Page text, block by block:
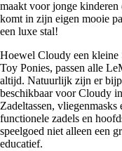
maakt voor jonge kinderen
komt in zijn eigen mooie
een luxe stal!
Hoewel Cloudy een kleine
Toy Ponies, passen alle
altijd. Natuurlijk zijn er
beschikbaar voor Cloudy
Zadeltassen,
functionele zadels en
speelgoed niet alleen een
educatief.